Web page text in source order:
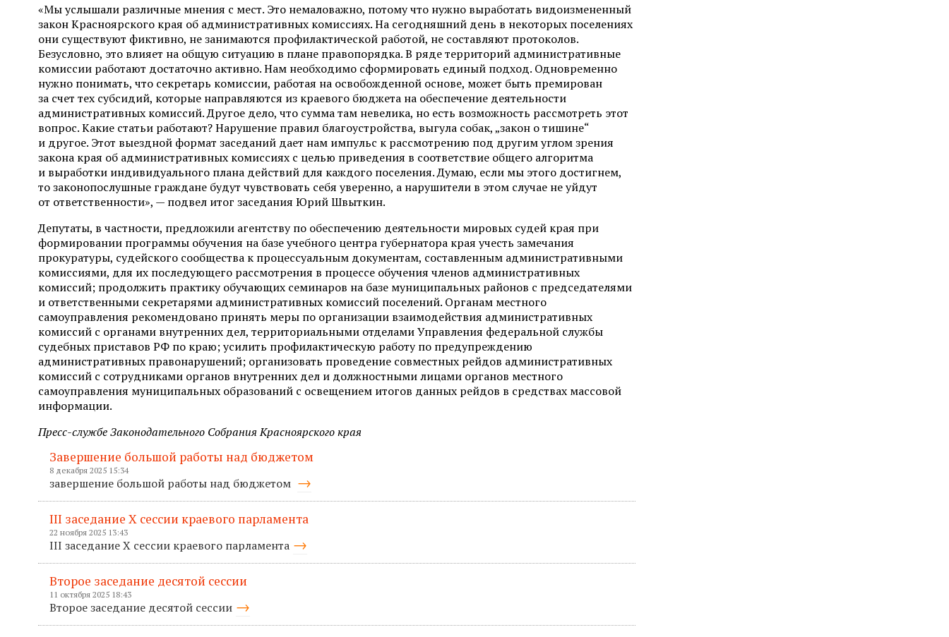
«Мы услышали различные мнения с мест. Это немаловажно, потому что нужно выработать видоизмененный
закон Красноярского края об административных комиссиях. На сегодняшний день в некоторых поселениях
они существуют фиктивно, не занимаются профилактической работой, не составляют протоколов.
Безусловно, это влияет на общую ситуацию в плане правопорядка. В ряде территорий административные
комиссии работают достаточно активно. Нам необходимо сформировать единый подход. Одновременно
нужно понимать, что секретарь комиссии, работая на освобожденной основе, может быть премирован
за счет тех субсидий, которые направляются из краевого бюджета на обеспечение деятельности
административных комиссий. Другое дело, что сумма там невелика, но есть возможность рассмотреть этот
вопрос. Какие статьи работают? Нарушение правил благоустройства, выгула собак, „закон о тишине“
и другое. Этот выездной формат заседаний дает нам импульс к рассмотрению под другим углом зрения
закона края об административных комиссиях с целью приведения в соответствие общего алгоритма
и выработки индивидуального плана действий для каждого поселения. Думаю, если мы этого достигнем,
то законопослушные граждане будут чувствовать себя уверенно, а нарушители в этом случае не уйдут
от ответственности», — подвел итог заседания Юрий Швыткин.
Депутаты, в частности, предложили агентству по обеспечению деятельности мировых судей края при
формировании программы обучения на базе учебного центра губернатора края учесть замечания
прокуратуры, судейского сообщества к процессуальным документам, составленным административными
комиссиями, для их последующего рассмотрения в процессе обучения членов административных
комиссий; продолжить практику обучающих семинаров на базе муниципальных районов с председателями
и ответственными секретарями административных комиссий поселений. Органам местного
самоуправления рекомендовано принять меры по организации взаимодействия административных
комиссий с органами внутренних дел, территориальными отделами Управления федеральной службы
судебных приставов РФ по краю; усилить профилактическую работу по предупреждению
административных правонарушений; организовать проведение совместных рейдов административных
комиссий с сотрудниками органов внутренних дел и должностными лицами органов местного
самоуправления муниципальных образований с освещением итогов данных рейдов в средствах массовой
информации.
Пресс-службе Законодательного Собрания Красноярского края
Завершение большой работы над бюджетом
8 декабря 2025 15:34
завершение большой работы над бюджетом
III заседание X сессии краевого парламента
22 ноября 2025 13:43
III заседание X сессии краевого парламента
Второе заседание десятой сессии
11 октября 2025 18:43
Второе заседание десятой сессии